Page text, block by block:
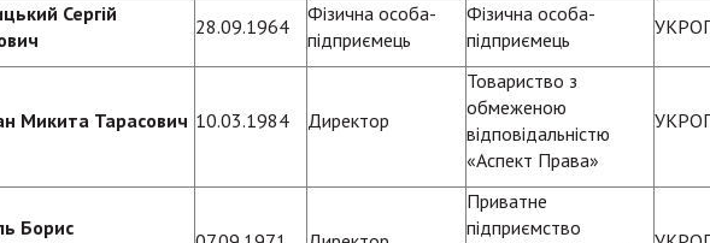
Сергій
28.09.1964
Фізична особа-
підприємець
Фізична особа-
підприємець
Микита Тарасович 10.03.1984 Директор
Товариство з
обмеженою
відповідальністю
«Аспект Права»
Борис
Приватне
підприємство